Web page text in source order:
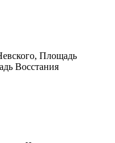
Площадь
Восстания